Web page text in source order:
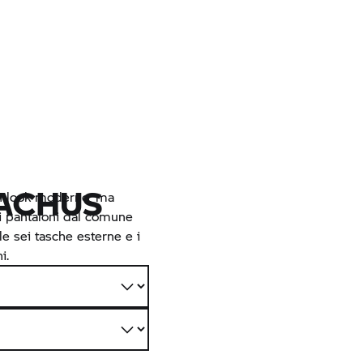
look moderno, ma
dal comune
sei tasche esterne e i